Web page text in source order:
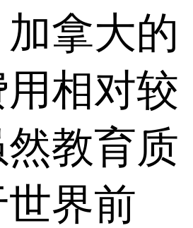
拿大的
相对较
教育质
界前